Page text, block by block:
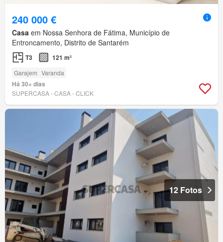
240 000 €
Casa em Nossa Senhora de Fátima, Município de
Entroncamento, Distrito de Santarém
T3 121 m²
Garajem Varanda
Há 30+ dias
SUPERCASA - CASA - CLICK
12 Fotos